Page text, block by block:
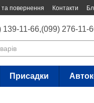
та повернення Контакти
139-11-66,(099) 276-11-
Присадки